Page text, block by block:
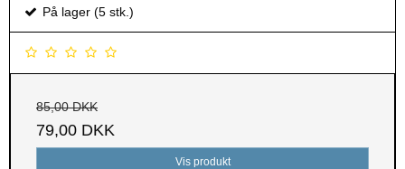
På lager (5 stk.)
85,00 DKK
79,00 DKK
Vis produkt